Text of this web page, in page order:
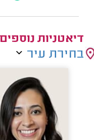
דיאטניות
בחירת עיר